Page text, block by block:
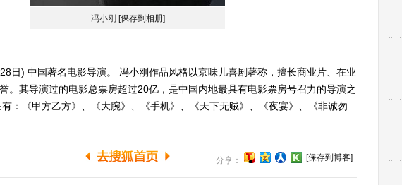
冯小刚 [保存到相册]
) 中国著名电影导演。 冯小刚作品风格以京味儿喜剧著称，擅长商业片、在业
。其导演过的电影总票房超过20亿，是中国内地最具有电影票房号召力的导演之
：《甲方乙方》、《大腕》、《手机》、《天下无贼》、《夜宴》、《非诚勿
分享： [保存到博客]